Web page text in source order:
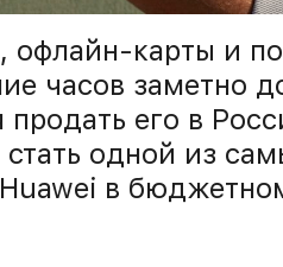
офлайн-карты и
часов заметно
его в
одной из
в